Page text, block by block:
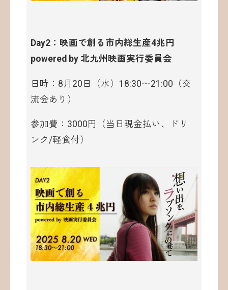
Day2：映画で創る市内総生産4兆円
powered by 北九州映画実行委員会
日時：8月20日（水）18:30〜21:00（交
流会あり）
参加費：3000円（当日現金払い、ドリ
ンク/軽食付）